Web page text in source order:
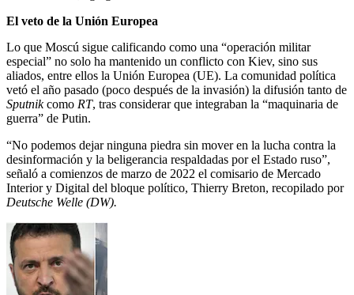
El veto de la Unión Europea
Lo que Moscú sigue calificando como una “operación militar
especial” no solo ha mantenido un conflicto con Kiev, sino sus
aliados, entre ellos la Unión Europea (UE). La comunidad política
vetó el año pasado (poco después de la invasión) la difusión tanto de
Sputnikcomo RT, tras considerar que integraban la “maquinaria de
guerra” de Putin.
“No podemos dejar ninguna piedra sin mover en la lucha contra la
desinformación y la beligerancia respaldadas por el Estado ruso”,
señaló a comienzos de marzo de 2022 el comisario de Mercado
Interior y Digital del bloque político, Thierry Breton, recopilado por
Deutsche Welle (DW).